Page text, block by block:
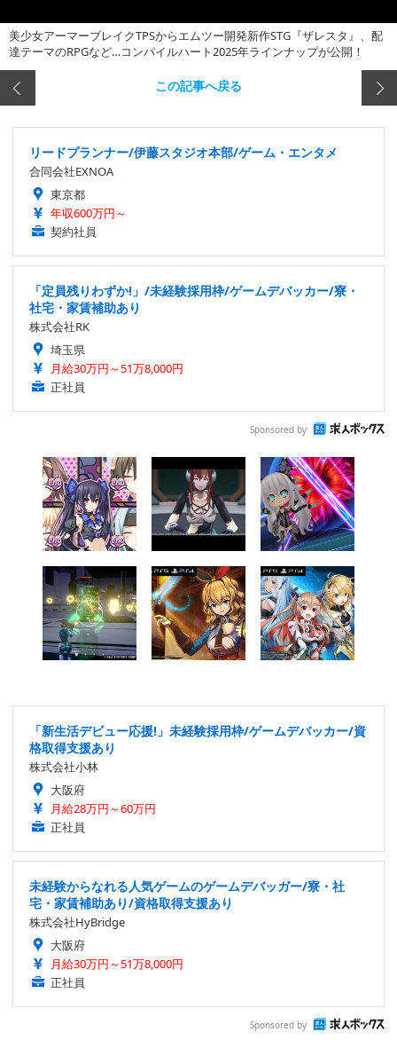
美少女アーマーブレイクTPSからエムツー開発新作STG『ザレスタ』、配
達テーマのRPGなど…コンパイルハート2025年ラインナップが公開！
この記事へ戻る
リードプランナー/伊藤スタジオ本部/ゲーム・エンタメ
合同会社EXNOA
東京都
年収600万円～
契約社員
「定員残りわずか!」/未経験採用枠/ゲームデバッカー/寮・
社宅・家賃補助あり
株式会社RK
埼玉県
月給30万円～51万8,000円
正社員
Sponsored by
「新生活デビュー応援!」未経験採用枠/ゲームデバッカー/資
格取得支援あり
株式会社小林
大阪府
月給28万円～60万円
正社員
未経験からなれる人気ゲームのゲームデバッガー/寮・社
宅・家賃補助あり/資格取得支援あり
株式会社HyBridge
大阪府
月給30万円～51万8,000円
正社員
Sponsored by